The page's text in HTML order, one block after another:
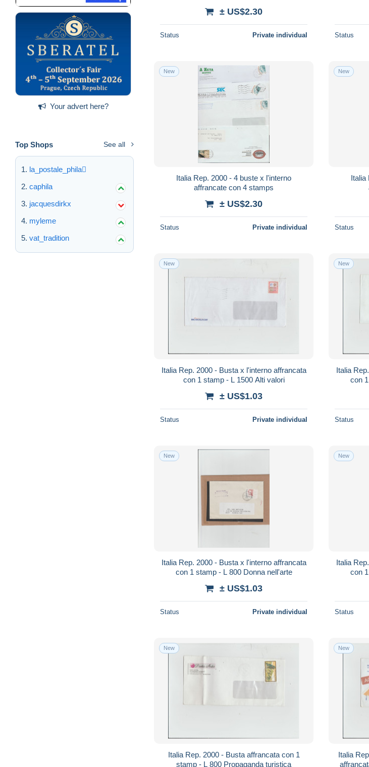
Your advert here?
Top Shops See all
la_postale_phila
caphila
jacquesdirkx
myleme
vat_tradition
± US$2.30
Status Private individual Status
New
Italia Rep. 2000 - 4 buste x l'interno
affrancate con 4 stamps
± US$2.30
Status Private individual
New
Italia
Status
New
Italia Rep. 2000 - Busta x l'interno affrancata
con 1 stamp - L 1500 Alti valori
± US$1.03
Status Private individual
New
Italia Rep. 2000 -
con
Status
New
Italia Rep. 2000 - Busta x l'interno affrancata
con 1 stamp - L 800 Donna nell'arte
± US$1.03
Status Private individual
New
Italia Rep. 2000 -
con
Status
New
Italia Rep. 2000 - Busta affrancata con 1
stamp - L 800 Propaganda turistica
New
Italia